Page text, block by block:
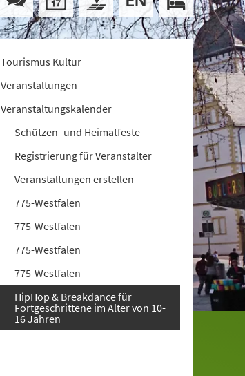
Tourismus Kultur
Veranstaltungen
Veranstaltungskalender
Schützen- und Heimatfeste
Registrierung für Veranstalter
Veranstaltungen erstellen
775-Westfalen
775-Westfalen
775-Westfalen
775-Westfalen
HipHop & Breakdance für
Fortgeschrittene im Alter von 10-
16 Jahren